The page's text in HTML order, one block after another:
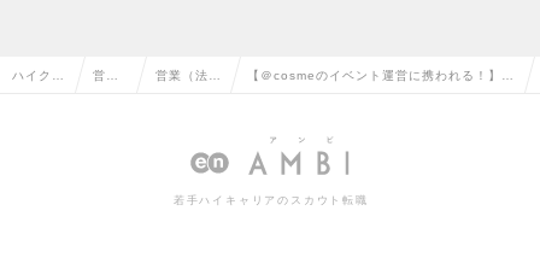
ハイクラ 営業 営業（法人 【＠cosmeのイベント運営に携われる！】フ
求人情報
若手ハイキャリアのスカウト転職